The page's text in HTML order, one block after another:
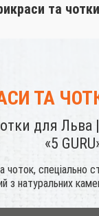
та
ТА
для Льва
«5
чоток,
з натуральних